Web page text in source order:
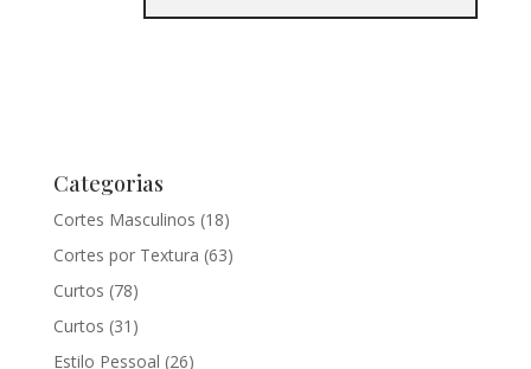
Categorias
Cortes Masculinos (18)
Cortes por Textura (63)
Curtos (78)
Curtos (31)
Estilo Pessoal (26)